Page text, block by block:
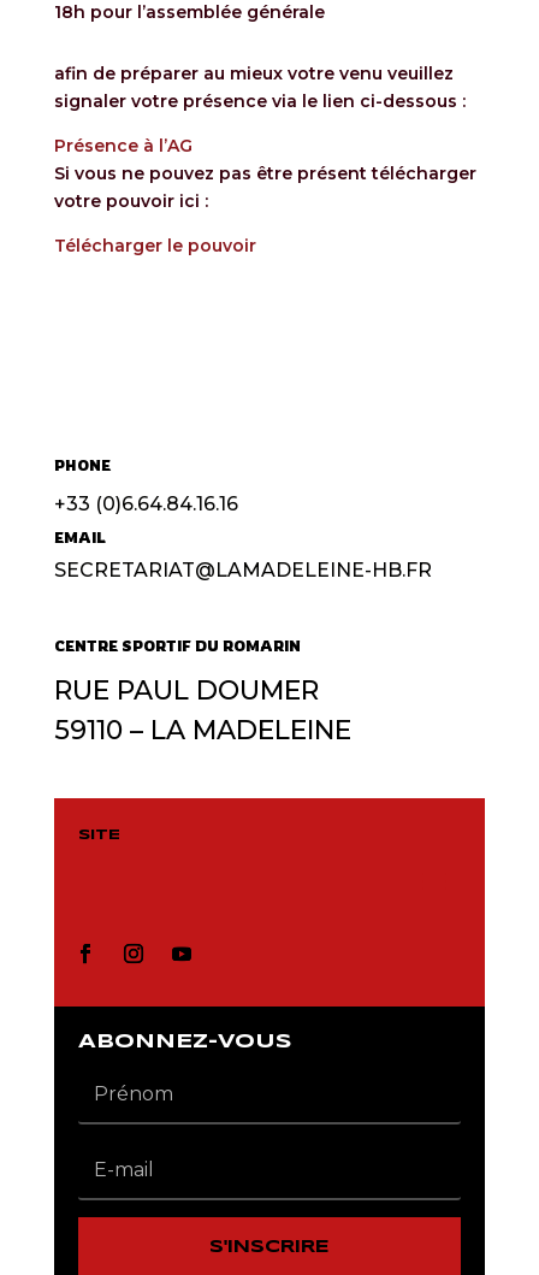
18h pour l’assemblée générale
afin de préparer au mieux votre venu veuillez
signaler votre présence via le lien ci-dessous :
Présence à l’AG
Si vous ne pouvez pas être présent télécharger
votre pouvoir ici :
Télécharger le pouvoir
PHONE
+33 (0)6.64.84.16.16
EMAIL
SECRETARIAT@LAMADELEINE-HB.FR
CENTRE SPORTIF DU ROMARIN
RUE PAUL DOUMER
59110 – LA MADELEINE
SITE
ABONNEZ-VOUS
S'INSCRIRE